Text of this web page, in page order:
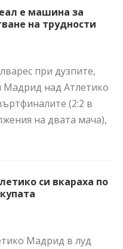
е машина за
на трудности
при дузпите,
Мадрид над Атлетико
(2:2 в
на двата мача),
си вкараха по
Мадрид в луд